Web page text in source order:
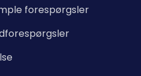
forespørgsler